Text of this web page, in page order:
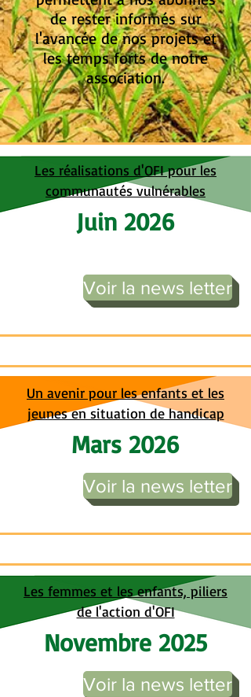
de rester informés sur
l'avancée de nos projets et
les temps forts de notre
association.
Les réalisations d'OFI pour les
communautés vulnérables
Juin 2026
Voir la news letter
Un avenir pour les enfants et les
jeunes en situation de handicap
Mars 2026
Voir la news letter
Les femmes et les enfants, piliers
de l'action d'OFI
Novembre 2025
Voir la news letter